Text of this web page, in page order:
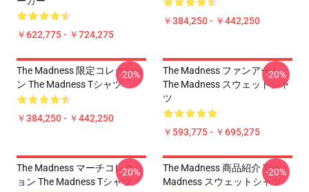
￥622,775 - ￥724,275
￥384,250 - ￥442,250
The Madness 限定コレクショ
ン The Madness Tシャツ
￥384,250 - ￥442,250
-20%
The Madness ファンアート
The Madness スウェットシャ
ツ
￥593,775 - ￥695,275
-20%
The Madness マーチコレクシ
ョン The Madness Tシャツ
-20%
The Madness 商品紹介 The
Madness スウェットシャツ
-20%